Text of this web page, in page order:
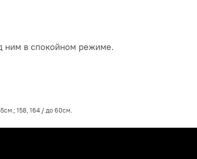
ним в спокойном режиме.
158, 164 / до 60см.